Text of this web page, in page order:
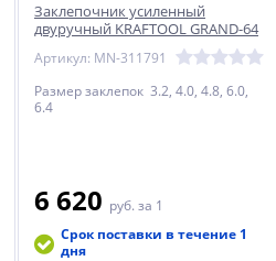
Заклепочник усиленный
двуручный KRAFTOOL GRAND-64
Артикул: MN-311791
Размер заклепок 3.2, 4.0, 4.8, 6.0,
6.4
6 620 руб. за 1
Срок поставки в течение 1
дня